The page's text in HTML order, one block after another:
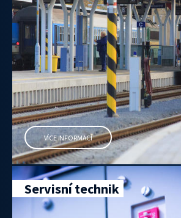
VÍCE INFORMACÍ
Servisní technik